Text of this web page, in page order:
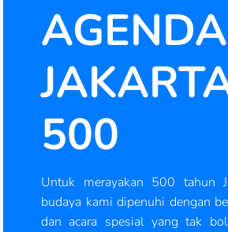
AGENDA
500
Untuk merayakan 500 tahun
budaya kami dipenuhi dengan
dan acara spesial yang tak